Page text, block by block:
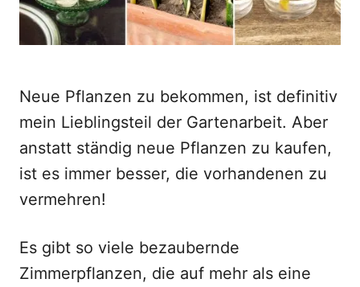
Neue Pflanzen zu bekommen, ist definitiv
mein Lieblingsteil der Gartenarbeit. Aber
anstatt ständig neue Pflanzen zu kaufen,
ist es immer besser, die vorhandenen zu
vermehren!
Es gibt so viele bezaubernde
Zimmerpflanzen, die auf mehr als eine